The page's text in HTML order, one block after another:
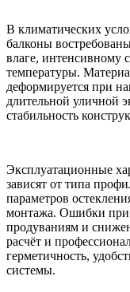
В климатических
балконы
влаге, интенсивному
температуры.
деформируется при
длительной уличной
стабильность
Эксплуатационные
зависят от типа
параметров
монтажа. Ошибки при
продуваниям и
расчёт и
герметичность,
системы.